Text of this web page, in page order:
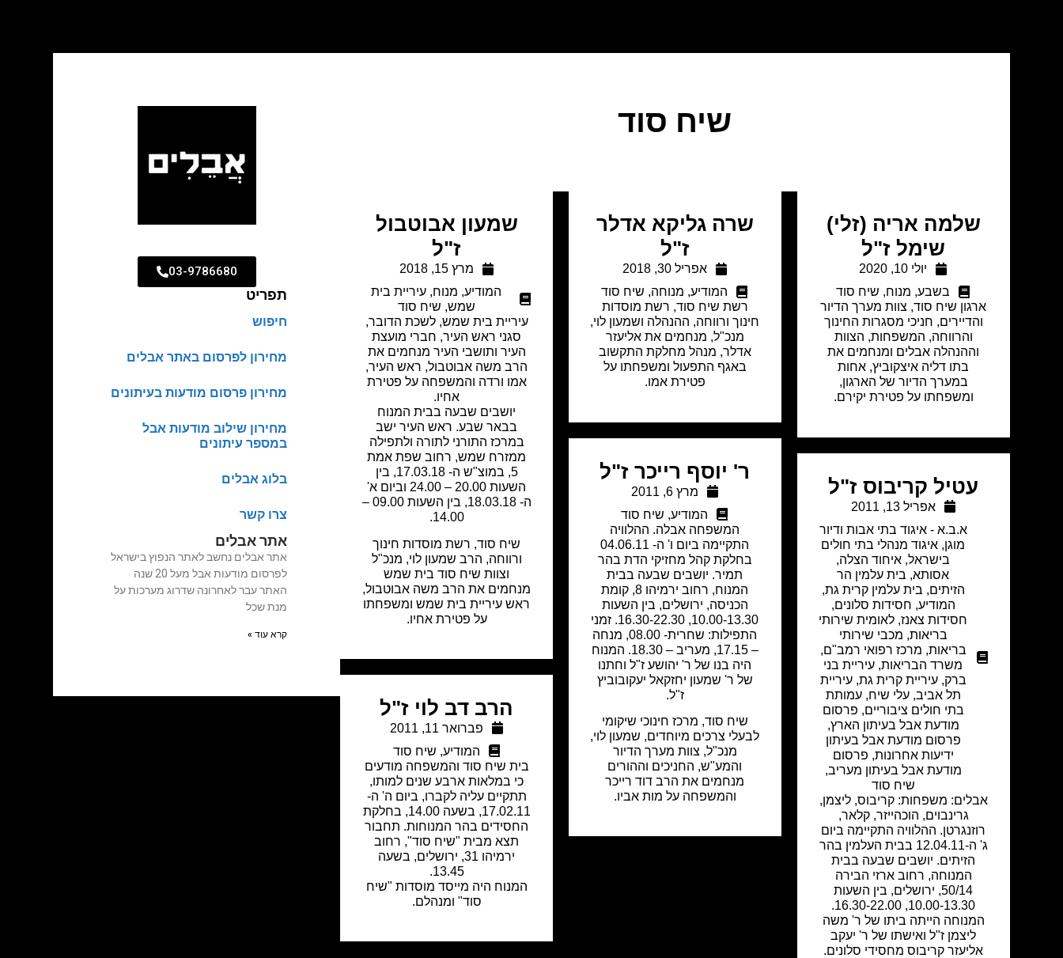
שיח סוד
שלמה אריה (זלי)
שימל ז"ל
יולי 10, 2020
בשבע, מנוח, שיח סוד
ארגון שיח סוד, צוות מערך הדיור
והדיירים, חניכי מסגרות החינוך
והרווחה, המשפחות, הצוות
וההנהלה אבלים ומנחמים את
בתו דליה איצקוביץ, אחות
במערך הדיור של הארגון,
ומשפחתו על פטירת יקירם.
שרה גליקא אדלר
ז"ל
אפריל 30, 2018
המודיע, מנוחה, שיח סוד
רשת שיח סוד, רשת מוסדות
חינוך ורווחה, ההנהלה ושמעון לוי,
מנכ"ל, מנחמים את אליעזר
אדלר, מנהל מחלקת התקשוב
באגף התפעול ומשפחתו על
פטירת אמו.
שמעון אבוטבול
ז"ל
מרץ 15, 2018
המודיע, מנוח, עיריית בית
שמש, שיח סוד
עיריית בית שמש, לשכת הדובר,
סגני ראש העיר, חברי מועצת
העיר ותושבי העיר מנחמים את
הרב משה אבוטבול, ראש העיר,
אמו ורדה והמשפחה על פטירת
אחיו.
יושבים שבעה בבית המנוח
בבאר שבע. ראש העיר ישב
במרכז התורני לתורה ולתפילה
ממזרח שמש, רחוב שפת אמת
5, במוצ"ש ה- 17.03.18, בין
השעות 20.00 – 24.00 וביום א'
ה- 18.03.18, בין השעות 09.00 –
14.00.
שיח סוד, רשת מוסדות חינוך
ורווחה, הרב שמעון לוי, מנכ"ל
וצוות שיח סוד בית שמש
מנחמים את הרב משה אבוטבול,
ראש עיריית בית שמש ומשפחתו
על פטירת אחיו.
עטיל קריבוס ז"ל
אפריל 13, 2011
א.ב.א - איגוד בתי אבות ודיור
מוגן, איגוד מנהלי בתי חולים
בישראל, איחוד הצלה,
אסותא, בית עלמין הר
הזיתים, בית עלמין קרית גת,
המודיע, חסידות סלונים,
חסידות צאנז, לאומית שירותי
בריאות, מכבי שירותי
בריאות, מרכז רפואי רמב"ם,
משרד הבריאות, עיריית בני
ברק,עיריית קרית גת,עיריית
תל אביב,עלי שיח,עמותת
בתי חולים ציבוריים, פרסום
מודעת אבל בעיתון הארץ,
פרסום מודעת אבל בעיתון
ידיעות אחרונות, פרסום
מודעת אבל בעיתון מעריב,
שיח סוד
אבלים: משפחות: קריבוס, ליצמן,
גרינבוים, הוכהייזר, קלאר,
רוזנגרטן. ההלוויה התקיימה ביום
ג' ה-12.04.11 בבית העלמין בהר
הזיתים. יושבים שבעה בבית
המנוחה, רחוב ארזי הבירה
50/14, ירושלים, בין השעות
10.00-13.30, 16.30-22.00.
המנוחה הייתה ביתו של ר' משה
ליצמן ז"ל ואישתו של ר' יעקב
אליעזר קריבוס מחסידי סלונים.
ר' יוסף רייכר ז"ל
מרץ 6, 2011
המודיע, שיח סוד
המשפחה אבלה. ההלוויה
התקיימה ביום ו' ה- 04.06.11
בחלקת קהל מחזיקי הדת בהר
תמיר. יושבים שבעה בבית
המנוח, רחוב ירמיהו 8, קומת
הכניסה, ירושלים, בין השעות
10.00-13.30, 16.30-22.30. זמני
התפילות: שחרית- 08.00, מנחה
– 17.15, מעריב – 18.30. המנוח
היה בנו של ר' יהושע ז"ל וחתנו
של ר' שמעון יחזקאל יעקובוביץ
ז"ל.
שיח סוד, מרכז חינוכי שיקומי
לבעלי צרכים מיוחדים, שמעון לוי,
מנכ"ל, צוות מערך הדיור
והמע"ש, החניכים וההורים
מנחמים את הרב דוד רייכר
והמשפחה על מות אביו.
הרב דב לוי ז"ל
פברואר 11, 2011
המודיע, שיח סוד
בית שיח סוד והמשפחה מודעים
כי במלאות ארבע שנים למותו,
תתקיים עליה לקברו, ביום ה' ה-
17.02.11, בשעה 14.00, בחלקת
החסידים בהר המנוחות. תחבור
תצא מבית "שיח סוד", רחוב
ירמיהו 31, ירושלים, בשעה
13.45.
המנוח היה מייסד מוסדות "שיח
סוד" ומנהלם.
03-9786680
תפריט
חיפוש
מחירון לפרסום באתר אבלים
מחירון פרסום מודעות בעיתונים
מחירון שילוב מודעות אבל
במספר עיתונים
בלוג אבלים
צרו קשר
אתר אבלים
אתר אבלים נחשב לאתר הנפוץ בישראל
לפרסום מודעות אבל מעל 20 שנה
האתר עבר לאחרונה שדרוג מערכות על
מנת שכל
קרא עוד »